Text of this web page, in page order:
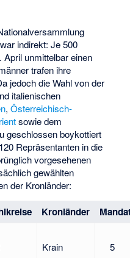
indirekt: Je 500
April unmittelbar einen
trafen ihre
jedoch die Wahl von der
italienischen
,Österreichisch-
sowie dem
geschlossen boykottiert
Repräsentanten in die
vorgesehenen
gewählten
der Kronländer:
Kronländer
Krain 5